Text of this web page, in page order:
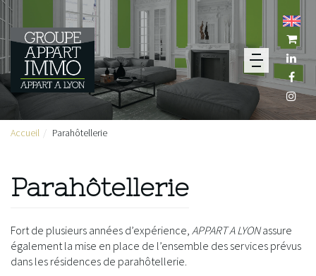
Transaction
Location
Gestion
Mon
compte
Espace
Accueil Parahôtellerie
Parahôtellerie
Fort de plusieurs années d’expérience, APPART A LYONassure
également la mise en place de l’ensemble des services prévus
dans les résidences de parahôtellerie.